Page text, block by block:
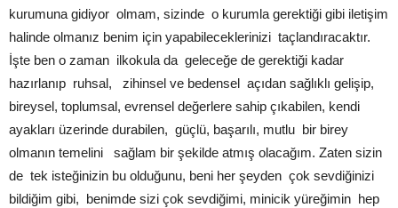
kurumuna gidiyor olmam, sizinde o kurumla gerektiği gibi iletişim
halinde olmanız benim için yapabileceklerinizi taçlandıracaktır.
İşte ben o zaman ilkokula da geleceğe de gerektiği kadar
hazırlanıp ruhsal, zihinsel ve bedensel açıdan sağlıklı gelişip,
bireysel, toplumsal, evrensel değerlere sahip çıkabilen, kendi
ayakları üzerinde durabilen, güçlü, başarılı, mutlu bir birey
olmanın temelini sağlam bir şekilde atmış olacağım. Zaten sizin
de tek isteğinizin bu olduğunu, beni her şeyden çok sevdiğinizi
bildiğim gibi, benimde sizi çok sevdiğimi, minicik yüreğimin hep